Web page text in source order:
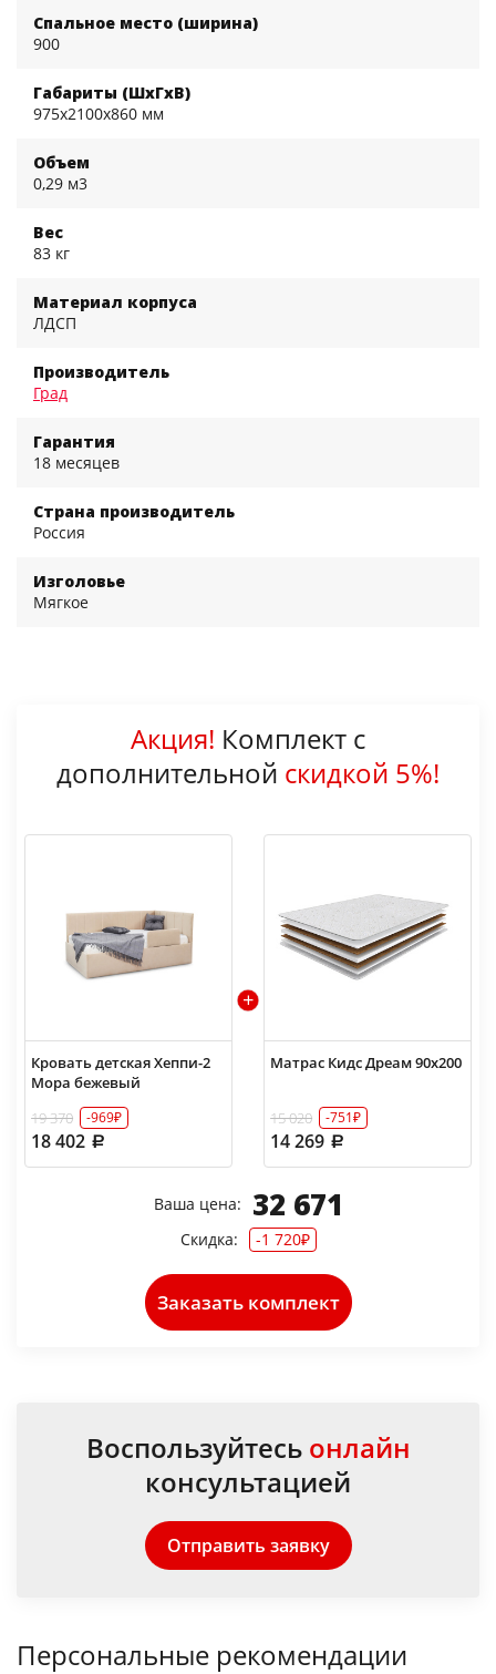
Спальное место (ширина)
900
Габариты (ШхГхВ)
975x2100x860 мм
Объем
0,29 м3
Вес
83 кг
Материал корпуса
ЛДСП
Производитель
Град
Гарантия
18 месяцев
Страна производитель
Россия
Изголовье
Мягкое
Акция! Комплект с
дополнительной скидкой 5%!
Кровать детская Хеппи-2
Мора бежевый
19 370
-969₽
18 402
Матрас Кидс Дреам 90х200
15 020 -751₽
14 269
Ваша цена: 32 671
Скидка: -1 720₽
Заказать комплект
Воспользуйтесь онлайн
консультацией
Отправить заявку
Персональные рекомендации